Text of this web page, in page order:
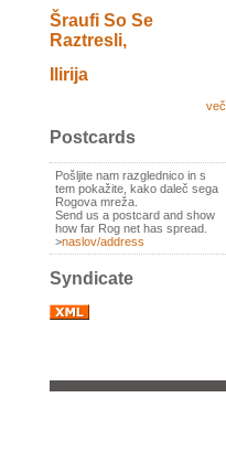
Šraufi So Se
Raztresli,
Ilirija
več
Postcards
Pošljite nam razglednico in s
tem pokažite, kako daleč sega
Rogova mreža.
Send us a postcard and show
how far Rog net has spread.
>naslov/address
Syndicate